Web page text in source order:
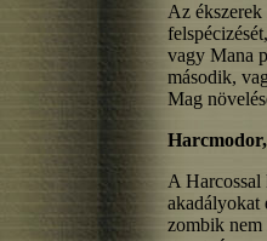
Az ékszerek
vagy Mana
második,
Mag
A Harcossal
akadályokat
zombik nem